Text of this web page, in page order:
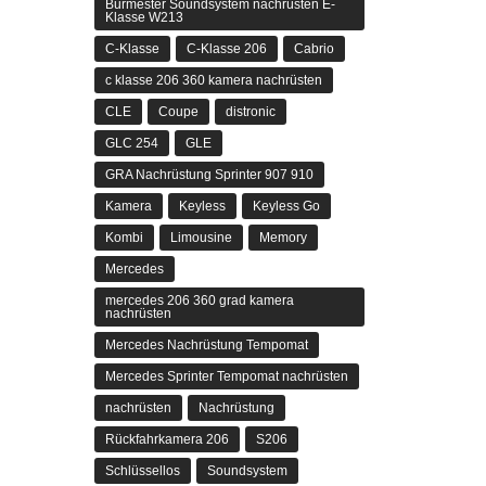
Burmester Soundsystem nachrüsten E-
Klasse W213
C-Klasse C-Klasse 206 Cabrio
c klasse 206 360 kamera nachrüsten
CLE Coupe distronic
GLC 254 GLE
GRA Nachrüstung Sprinter 907 910
Kamera Keyless Keyless Go
Kombi Limousine Memory
Mercedes
mercedes 206 360 grad kamera
nachrüsten
Mercedes Nachrüstung Tempomat
Mercedes Sprinter Tempomat nachrüsten
nachrüsten Nachrüstung
Rückfahrkamera 206 S206
Schlüssellos Soundsystem